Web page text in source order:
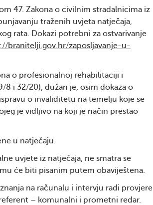
47. Zakona o civilnim stradalnicima iz
traženih uvjeta natječaja,
rata. Dokazi potrebni za ostvarivanje
branitelji.gov.hr/zaposljavanje-u-
o profesionalnoj rehabilitaciji i
8 i 32/20), dužan je, osim dokaza o
o invaliditetu na temelju koje se
je vidljivo na koji je način prestao
u natječaju.
uvjete iz natječaja, ne smatra se
će biti pisanim putem obaviještena.
na računalu i intervju radi provjere
– komunalni i prometni redar.